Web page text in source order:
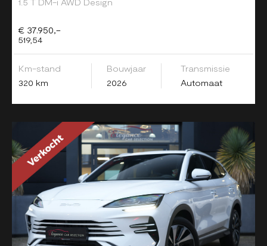
€ 37.950,-
519,54
Km-stand
320 km
Bouwjaar
2026
Transmissie
Automaat